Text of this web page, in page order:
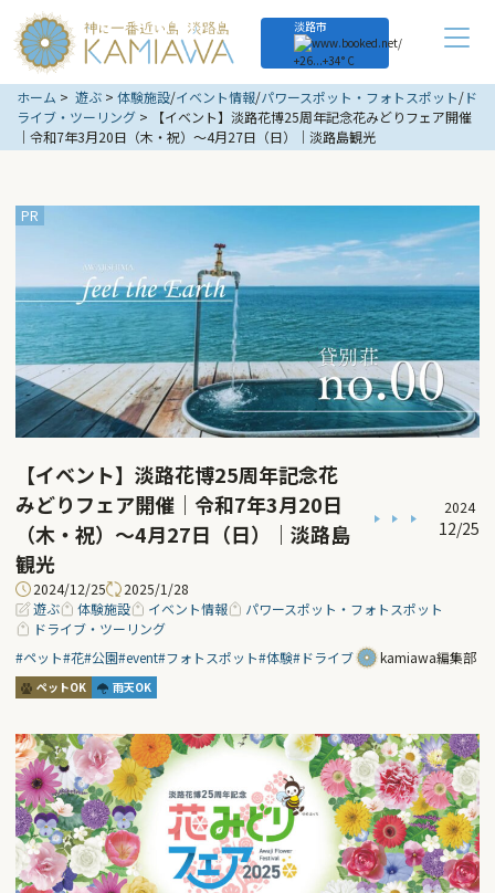
淡路市
+26...+34° C
ホーム 遊ぶ 体験施設/イベント情報/パワースポット・フォトスポット/ド
ライブ・ツーリング
【イベント】淡路花博25周年記念花みどりフェア開催
｜令和7年3月20日（木・祝）～4月27日（日）｜淡路島観光
【イベント】淡路花博25周年記念花
みどりフェア開催｜令和7年3月20日
（木・祝）～4月27日（日）｜淡路島
観光
2024
12/25
2024/12/25
2025/1/28
遊ぶ
体験施設 イベント情報
パワースポット・フォトスポット
ドライブ・ツーリング
#ペット#花#公園#event#フォトスポット#体験#ドライブ kamiawa編集部
ペットOK 雨天OK